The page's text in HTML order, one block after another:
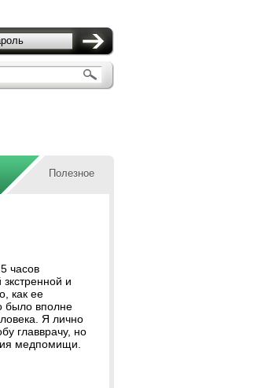
Полезное
часов
и
как ее
было вполне
Я лично
главврачу, но
медпомищи.